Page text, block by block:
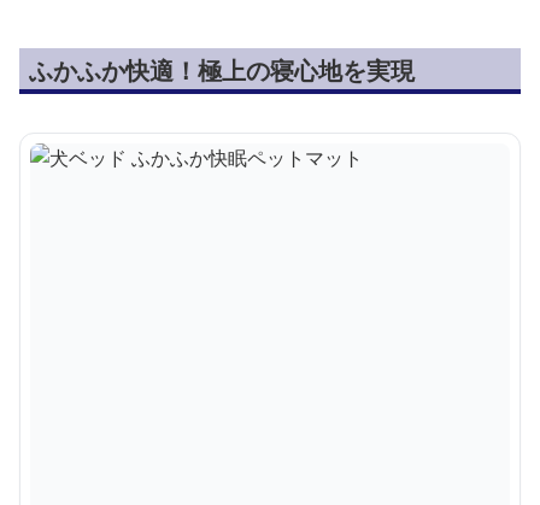
ふかふか快適！極上の寝心地を実現